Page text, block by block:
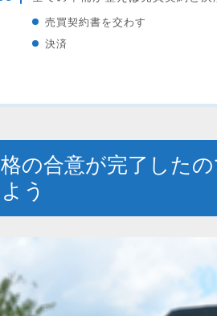
売買契約書を交わす
決済
の合意が完了した
う